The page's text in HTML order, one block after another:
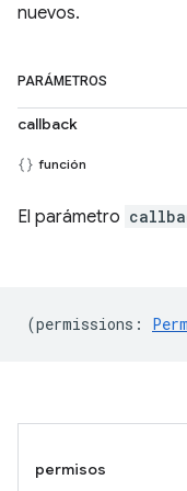
nuevos.
PARÁMETROS
callback
función
El parámetro
(permissions :
permisos